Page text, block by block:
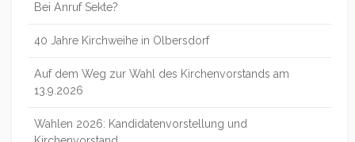
Bei Anruf Sekte?
40 Jahre Kirchweihe in Olbersdorf
Auf dem Weg zur Wahl des Kirchenvorstands am
13.9.2026
Wahlen 2026: Kandidatenvorstellung und